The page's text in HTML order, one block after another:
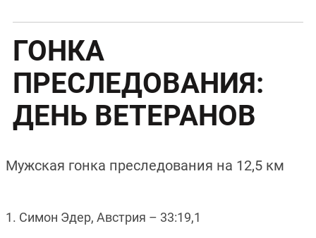
ГОНКА
ПРЕСЛЕДОВАНИЯ:
ДЕНЬ ВЕТЕРАНОВ
Мужская гонка преследования на 12,5 км
1. Симон Эдер, Австрия – 33:19,1